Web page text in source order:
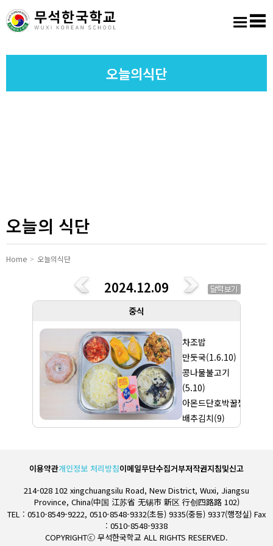
홈로그인회원가입사이트맵
학교도서실
오늘의식단
오늘의 식단
Home 오늘의식단
2024.12.09
중식
차조밥
만둣국(1.6.10)
콩나물불고기
(5.10)
아몬드단호박꿀찜
배추김치(9)
이용약관개인정보 처리방침이메일무단수집거부저작권지침및신고
214-028 102 xingchuangsilu Road, New District, Wuxi, Jiangsu
Province, China(中国 江苏省 无锡市 新区 行创四路路 102)
TEL : 0510-8549-9222, 0510-8548-9332(초등) 9335(중등) 9337(행정실) Fax
: 0510-8548-9338
COPYRIGHTⓒ 무석한국학교 ALL RIGHTS RESERVED.